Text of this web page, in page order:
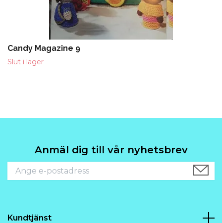
Candy Magazine 9
Slut i lager
Anmäl dig till vår nyhetsbrev
Kundtjänst